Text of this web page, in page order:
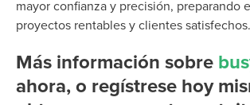
mayor confianza y precisión, preparando
proyectos rentables y clientes satisfechos.
Más información sobre
ahora, o regístrese hoy